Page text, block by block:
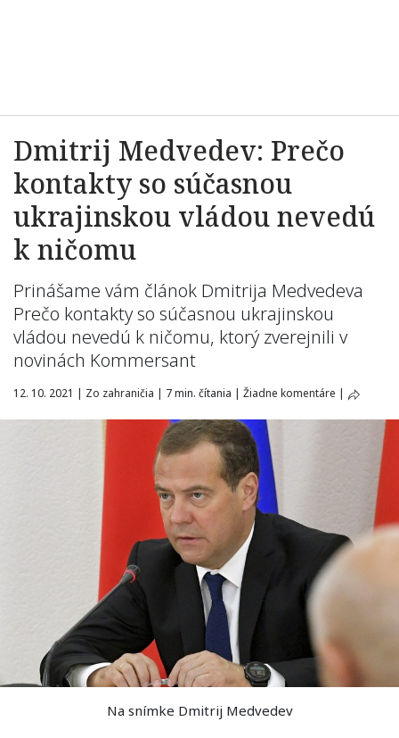
Dmitrij Medvedev: Prečo
kontakty so súčasnou
ukrajinskou vládou nevedú
k ničomu
Prinášame vám článok Dmitrija Medvedeva
Prečo kontakty so súčasnou ukrajinskou
vládou nevedú k ničomu, ktorý zverejnili v
novinách Kommersant
12. 10. 2021 | Zo zahraničia | 7 min. čítania | Žiadne komentáre |
Na snímke Dmitrij Medvedev